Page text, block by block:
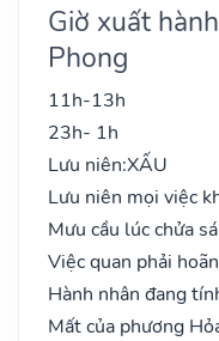
Giờ xuất
Phong
11h-13h
23h- 1h
Lưu niên:XẤU
Lưu niên mọi việc
Mưu cầu lúc chửa
Việc quan phải
Hành nhân đang
Mất của phương